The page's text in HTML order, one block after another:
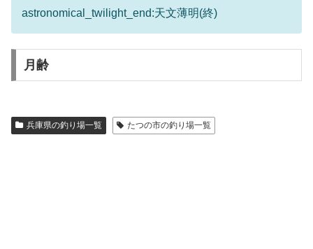
astronomical_twilight_end:天文薄明(終)
月齢
兵庫県の釣り場一覧 たつの市の釣り場一覧